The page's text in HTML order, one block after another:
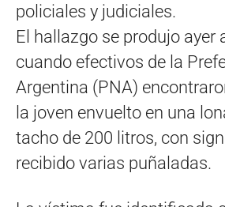
policiales y judiciales.
El hallazgo se produjo ayer
cuando efectivos de la
Argentina (PNA)
la joven envuelto en una
tacho de 200 litros, con
recibido varias puñaladas.